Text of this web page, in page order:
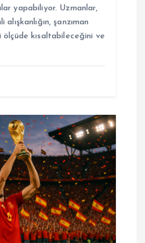
yapabiliyor. Uzmanlar,
şanzıman
ölçüde kısaltabileceğini ve